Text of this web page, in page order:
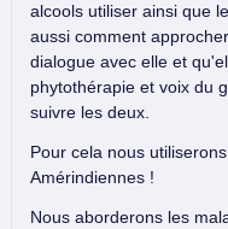
alcools utiliser ainsi que
aussi comment
dialogue avec elle et
phytothérapie et voix du
suivre les deux.
Pour cela nous
Amérindiennes !
Nous aborderons les